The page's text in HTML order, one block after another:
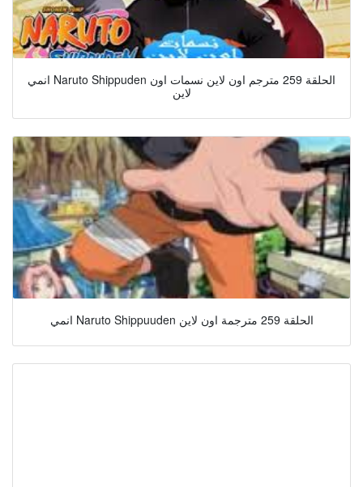
انمي Naruto Shippuden الحلقة 259 مترجم اون لاين نسمات اون
لاين
انمي Naruto Shippuuden الحلقة 259 مترجمة اون لاين